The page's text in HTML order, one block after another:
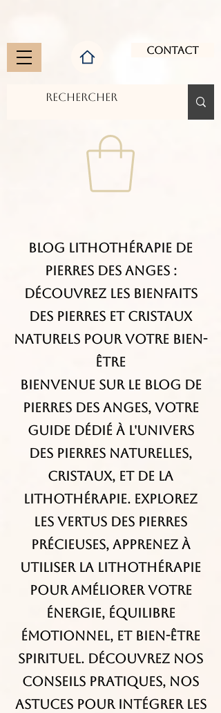
Contact
Blog Lithothérapie de
Pierres des Anges :
Découvrez les Bienfaits
des Pierres et Cristaux
Naturels pour Votre Bien-
être
Bienvenue sur le blog de
Pierres des Anges, votre
guide dédié à l'univers
des pierres naturelles,
cristaux, et de la
lithothérapie. Explorez
les vertus des pierres
précieuses, apprenez à
utiliser la lithothérapie
pour améliorer votre
énergie, équilibre
émotionnel, et bien-être
spirituel. Découvrez nos
conseils pratiques, nos
astuces pour intégrer les